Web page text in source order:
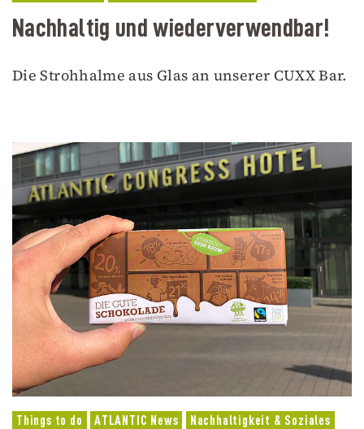
Nachhaltig und wiederverwendbar!
Die Strohhalme aus Glas an unserer CUXX Bar.
Things to do ATLANTIC News Nachhaltigkeit & Soziales